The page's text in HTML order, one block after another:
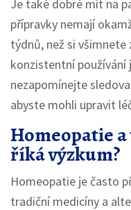
Je také dobré mít na
přípravky nemají
týdnů, než si všimnete
konzistentní používání
nezapomínejte
abyste mohli upravit
Homeopatie a
říká výzkum?
Homeopatie je často
tradiční medicíny a